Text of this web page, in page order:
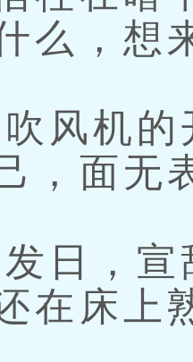
么，想
风机的
，面无
日，宣
在床上